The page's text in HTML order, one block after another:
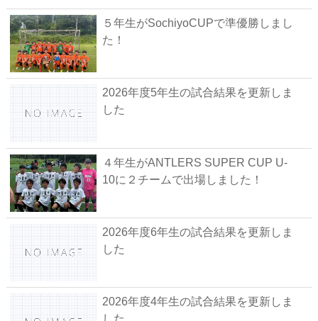
５年生がSochiyoCUPで準優勝しまし
た！
2026年度5年生の試合結果を更新しま
した
４年生がANTLERS SUPER CUP U-
10に２チームで出場しました！
2026年度6年生の試合結果を更新しま
した
2026年度4年生の試合結果を更新しま